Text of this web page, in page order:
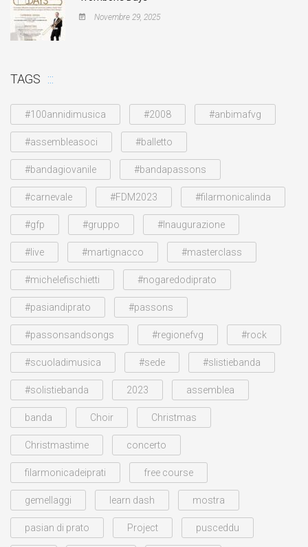
Novembre 29, 2025
TAGS
#100annidimusica #2008 #anbimafvg
#assembleasoci #balletto
#bandagiovanile #bandapassons
#carnevale #FDM2023 #filarmonicalinda
#gfp #gruppo #Inaugurazione
#live #martignacco #masterclass
#michelefischietti #nogaredodiprato
#pasiandiprato #passons
#passonsandsongs #regionefvg #rock
#scuoladimusica #sede #slistiebanda
#solistiebanda 2023 assemblea
banda Choir Christmas
Christmastime concerto
filarmonicadeiprati free course
gemellaggi learn dash mostra
pasian di prato Project pusceddu